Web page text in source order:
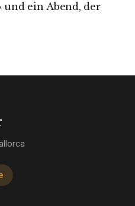
und ein Abend, der